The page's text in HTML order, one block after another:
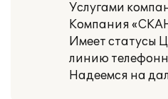
Услугами
Компания
Имеет статусы
линию
Надеемся на